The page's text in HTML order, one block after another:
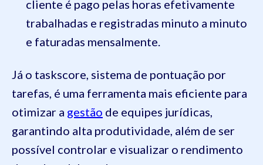
cliente é pago pelas horas efetivamente
trabalhadas e registradas minuto a minuto
e faturadas mensalmente.
Já o taskscore, sistema de pontuação por
tarefas, é uma ferramenta mais eficiente para
otimizar a gestão de equipes jurídicas,
garantindo alta produtividade, além de ser
possível controlar e visualizar o rendimento